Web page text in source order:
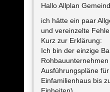
Hallo Allplan
ich hätte ein paar
und vereinzelte
Kurz zur Erklärung:
Ich bin der einzige
Ausführungspläne
Einfamilienhaus bis